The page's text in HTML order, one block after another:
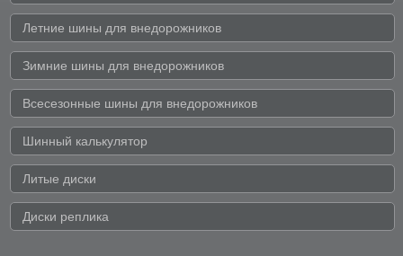
Летние шины для внедорожников
Зимние шины для внедорожников
Всесезонные шины для внедорожников
Шинный калькулятор
Литые диски
Диски реплика